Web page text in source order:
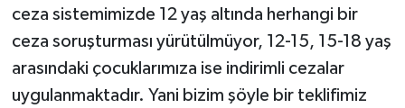
ceza sistemimizde 12 yaş altında herhangi bir
ceza soruşturması yürütülmüyor, 12-15, 15-18 yaş
arasındaki çocuklarımıza ise indirimli cezalar
uygulanmaktadır. Yani bizim şöyle bir teklifimiz